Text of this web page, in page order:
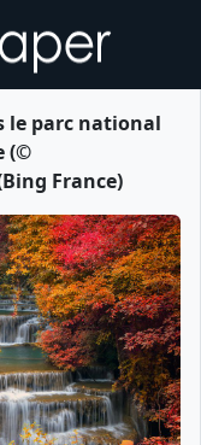
le parc national
(©
France)